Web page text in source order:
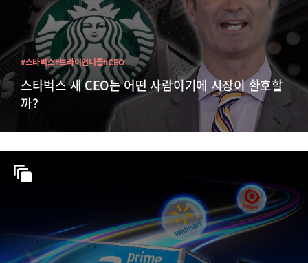
스타벅스 새 CEO는 어떤 사람이기에 시장이 환호할
까?
#스타벅스#브라이언니콜#CEO